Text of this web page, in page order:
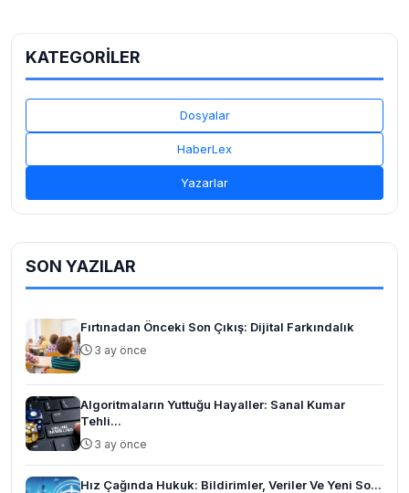
KATEGORİLER
Dosyalar
HaberLex
Yazarlar
SON YAZILAR
Fırtınadan Önceki Son Çıkış: Dijital Farkındalık
3 ay önce
Algoritmaların Yuttuğu Hayaller: Sanal Kumar
Tehli...
3 ay önce
Hız Çağında Hukuk: Bildirimler, Veriler Ve Yeni So...